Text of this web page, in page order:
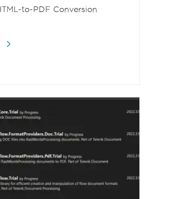
to-PDF Conversion